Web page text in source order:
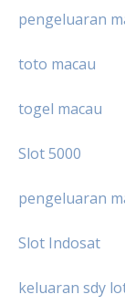
pengeluaran
toto macau
togel macau
Slot 5000
pengeluaran
Slot Indosat
keluaran sdy